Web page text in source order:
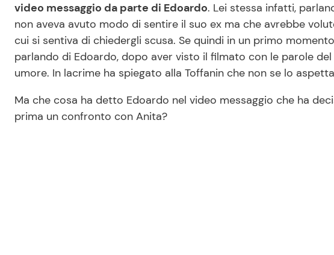
video messaggio da parte di Edoardo. Lei stessa infatti,
non aveva avuto modo di sentire il suo ex ma che avrebbe
cui si sentiva di chiedergli scusa. Se quindi in un primo momento
parlando di Edoardo, dopo aver visto il filmato con le parole
umore. In lacrime ha spiegato alla Toffanin che non se lo
Ma che cosa ha detto Edoardo nel video messaggio che ha
prima un confronto con Anita?